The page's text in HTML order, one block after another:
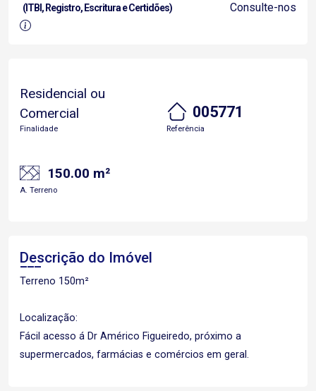
(ITBI, Registro, Escritura e Certidões) Consulte-nos
Residencial ou
Comercial
Finalidade
005771
Referência
150.00 m²
A. Terreno
Descrição do Imóvel
Terreno 150m²
Localização:
Fácil acesso á Dr Américo Figueiredo, próximo a
supermercados, farmácias e comércios em geral.